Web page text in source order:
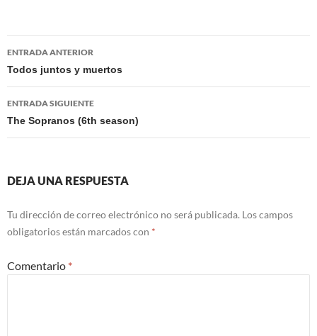
Navegación
de
entradas
ENTRADA ANTERIOR
Todos juntos y muertos
ENTRADA SIGUIENTE
The Sopranos (6th season)
DEJA UNA RESPUESTA
Tu dirección de correo electrónico no será publicada. Los campos
obligatorios están marcados con *
Comentario *